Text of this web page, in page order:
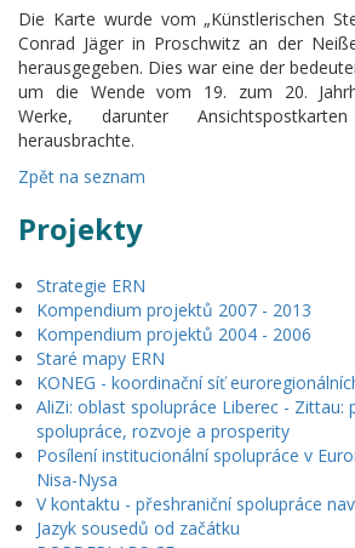
Die Karte wurde vom „Künstlerischen
Conrad Jäger in Proschwitz an der
herausgegeben. Dies war eine der
um die Wende vom 19. zum 20.
Werke, darunter
herausbrachte.
Zpět na seznam
Projekty
Strategie ERN
Kompendium projektů 2007 - 2013
Kompendium projektů 2004 - 2006
Staré mapy ERN
KONEG - koordinační síť
AliZi: oblast spolupráce Liberec - Zittau:
spolupráce, rozvoje a prosperity
Posílení institucionální spolupráce v
Nisa-Nysa
V kontaktu - přeshraniční spolupráce
Jazyk sousedů od začátku